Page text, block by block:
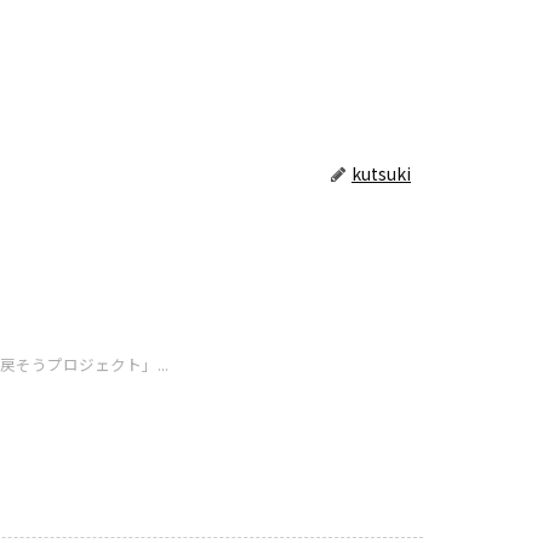
kutsuki
そうプロジェクト」...